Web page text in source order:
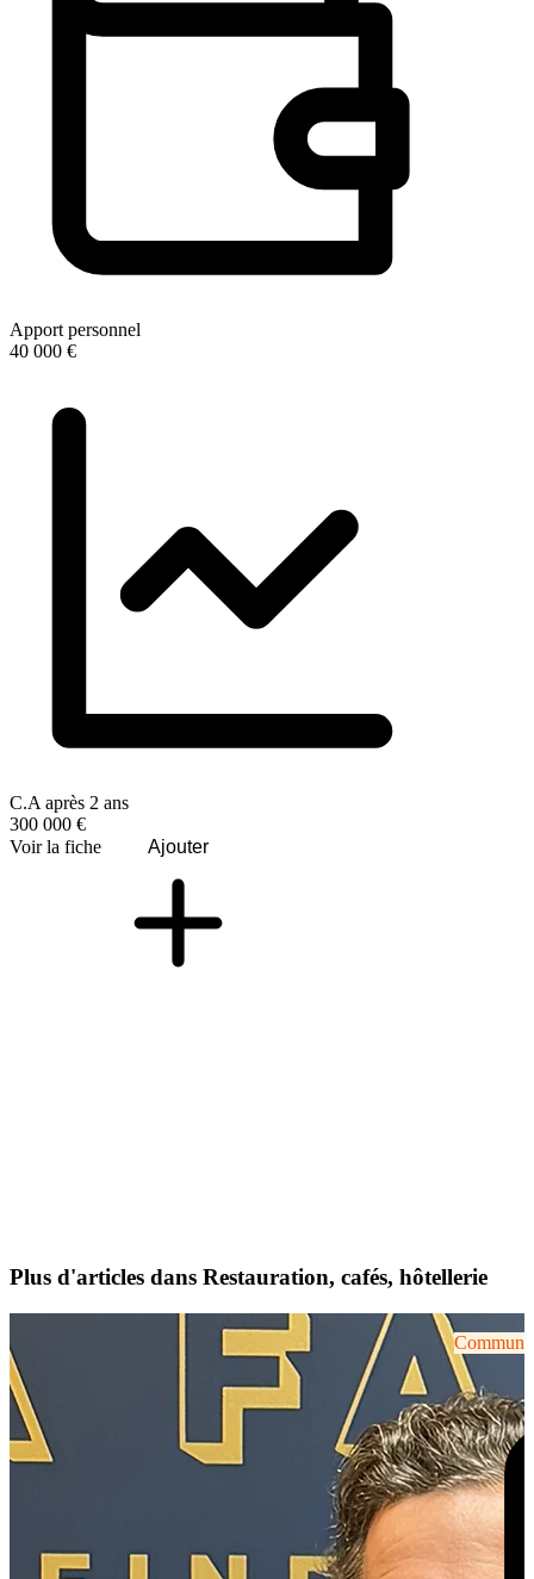
Apport personnel
40 000 €
C.A après 2 ans
300 000 €
Voir la fiche
Ajouter
Plus d'articles dans Restauration, cafés, hôtellerie